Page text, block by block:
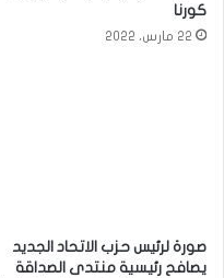
كورنا
22 مارس، 2022
صورة لرئيس حزب الاتحاد الجديد
يصافح رئيسية منتدى الصداقة